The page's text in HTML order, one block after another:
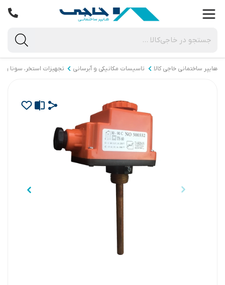
هایپر ساختمانی خاجی‌ کالا تاسیسات مکانیکی و آبرسانی تجهیزات استخر، سونا و